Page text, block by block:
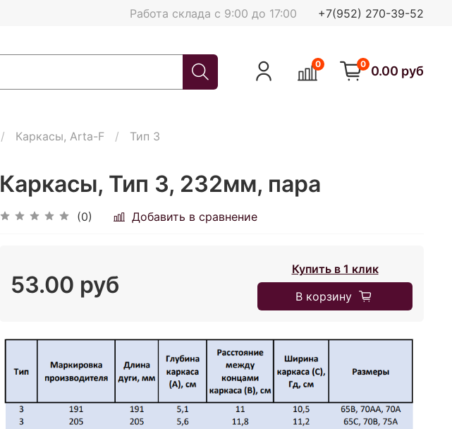
Работа склада с 9:00 до 17:00 +7(952) 270-39-52
0 0 0.00 руб
Каркасы, Arta-F Тип 3
Каркасы, Тип 3, 232мм, пара
(0) Добавить в сравнение
53.00 руб
Купить в 1 клик
В корзину